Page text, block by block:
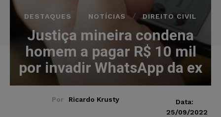
DESTAQUES NOTÍCIAS DIREITO CIVIL
Justiça mineira condena
homem a pagar R$ 10 mil
por invadir WhatsApp da ex
Por Ricardo Krusty
Data:
25/09/2022